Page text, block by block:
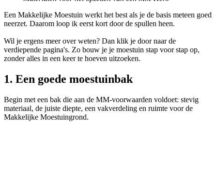
Een Makkelijke Moestuin werkt het best als je de basis meteen goed
neerzet. Daarom loop ik eerst kort door de spullen heen.
Wil je ergens meer over weten? Dan klik je door naar de
verdiepende pagina's. Zo bouw je je moestuin stap voor stap op,
zonder alles in een keer te hoeven uitzoeken.
1. Een goede moestuinbak
Begin met een bak die aan de MM-voorwaarden voldoet: stevig
materiaal, de juiste diepte, een vakverdeling en ruimte voor de
Makkelijke Moestuingrond.